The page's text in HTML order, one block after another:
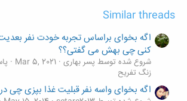
Similar threads
اگه بخوای براساس تجربه خودت نفر
کنی چی بهش می گفتی؟؟
شروع شده توسط پسر بهاری Mar 5, 2021
زنگ تفريح
اگه بخوای واسه نفر قبلیت غذا بپزی چی